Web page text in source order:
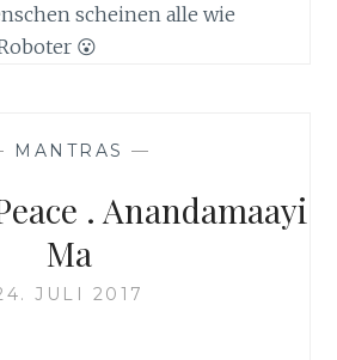
scheinen alle wie
😮
MANTRAS —
. Anandamaayi
Ma
JULI 2017